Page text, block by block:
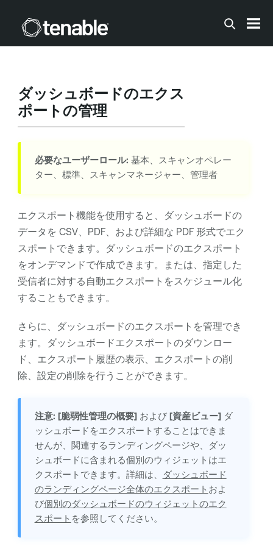
メインコンテンツに移動する
ダッシュボードのエクス
ポートの管理
必要なユーザーロール: 基本、スキャンオペレー
ター、標準、スキャンマネージャー、管理者
エクスポート機能を使用すると、ダッシュボードの
データを CSV、PDF、および詳細な PDF 形式でエク
スポートできます。ダッシュボードのエクスポート
をオンデマンドで作成できます。または、指定した
受信者に対する自動エクスポートをスケジュール化
することもできます。
さらに、ダッシュボードのエクスポートを管理でき
ます。ダッシュボードエクスポートのダウンロー
ド、エクスポート履歴の表示、エクスポートの削
除、設定の削除を行うことができます。
注意: [脆弱性管理の概要] および [資産ビュー] ダ
ッシュボードをエクスポートすることはできま
せんが、関連するランディングページや、ダッ
シュボードに含まれる個別のウィジェットはエ
クスポートできます。詳細は、
ダッシュボード
のランディングページ全体のエクスポート およ
び個別のダッシュボードのウィジェットのエク
スポート を参照してください。